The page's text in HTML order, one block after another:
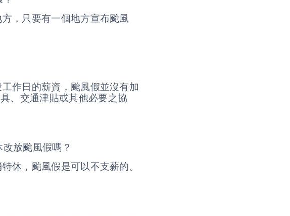
，只要有一個地方宣布颱風
作日的薪資，颱風假並沒有加
、交通津貼或其他必要之協
放颱風假嗎？
休，颱風假是可以不支薪的。